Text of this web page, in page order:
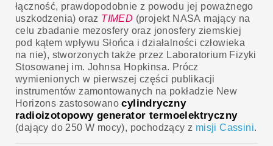
łączność, prawdopodobnie z powodu jej poważnego
uszkodzenia) oraz TIMED (projekt NASA mający na
celu zbadanie mezosfery oraz jonosfery ziemskiej
pod kątem wpływu Słońca i działalności człowieka
na nie), stworzonych także przez Laboratorium Fizyki
Stosowanej im. Johnsa Hopkinsa. Prócz
wymienionych w pierwszej części publikacji
instrumentów zamontowanych na pokładzie New
Horizons zastosowanocylindryczny
radioizotopowy generator termoelektryczny
(dający do 250 W mocy), pochodzący z misji Cassini.